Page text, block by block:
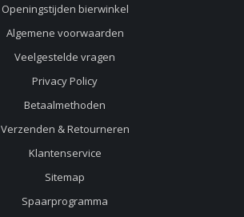
Openingstijden bierwinkel
Algemene voorwaarden
Veelgestelde vragen
Privacy Policy
Betaalmethoden
Verzenden & Retourneren
Klantenservice
Sitemap
Spaarprogramma